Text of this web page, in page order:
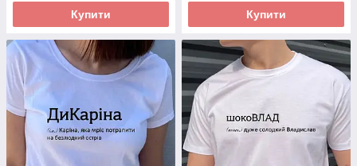
Купити Купити